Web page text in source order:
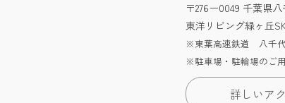
〒276ー0049 千葉県
東洋リビング緑ヶ丘
※東葉高速鉄道 八千代
※駐車場・駐輪場のご
詳しいア